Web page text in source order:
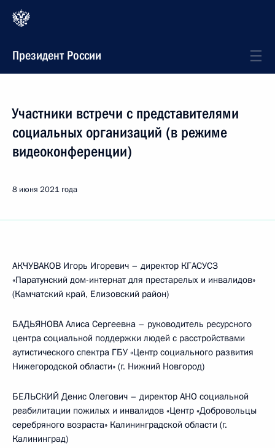
Президент России
Участники встречи с представителями
социальных организаций (в режиме
видеоконференции)
8 июня 2021 года
АКЧУВАКОВ Игорь Игоревич – директор КГАСУСЗ
«Паратунский дом-интернат для престарелых и инвалидов»
(Камчатский край, Елизовский район)
БАДЬЯНОВА Алиса Сергеевна – руководитель ресурсного
центра социальной поддержки людей с расстройствами
аутистического спектра ГБУ «Центр социального развития
Нижегородской области» (г. Нижний Новгород)
БЕЛЬСКИЙ Денис Олегович – директор АНО социальной
реабилитации пожилых и инвалидов «Центр «Добровольцы
серебряного возраста» Калининградской области (г.
Калининград)